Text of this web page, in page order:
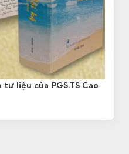
liệu của PGS.TS Cao